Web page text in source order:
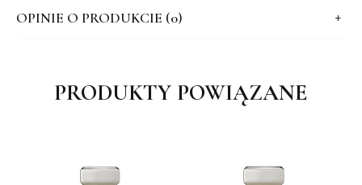
OPINIE O PRODUKCIE (0)
PRODUKTY POWIĄZANE